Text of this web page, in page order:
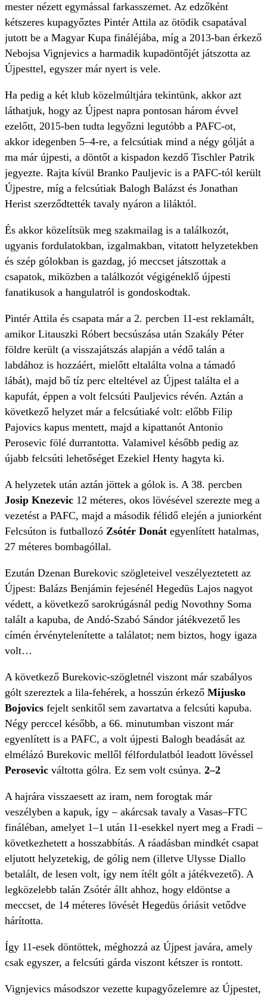
mester nézett egymással farkasszemet. Az edzőként
kétszeres kupagyőztes Pintér Attila az ötödik csapatával
jutott be a Magyar Kupa fináléjába, míg a 2013-ban érkező
Nebojsa Vignjevics a harmadik kupadöntőjét játszotta az
Újpesttel, egyszer már nyert is vele.
Ha pedig a két klub közelmúltjára tekintünk, akkor azt
láthatjuk, hogy az Újpest napra pontosan három évvel
ezelőtt, 2015-ben tudta legyőzni legutóbb a PAFC-ot,
akkor idegenben 5–4-re, a felcsútiak mind a négy gólját a
ma már újpesti, a döntőt a kispadon kezdő Tischler Patrik
jegyezte. Rajta kívül Branko Pauljevic is a PAFC-tól került
Újpestre, míg a felcsútiak Balogh Balázst és Jonathan
Herist szerződtették tavaly nyáron a liláktól.
És akkor közelítsük meg szakmailag is a találkozót,
ugyanis fordulatokban, izgalmakban, vitatott helyzetekben
és szép gólokban is gazdag, jó meccset játszottak a
csapatok, miközben a találkozót végigéneklő újpesti
fanatikusok a hangulatról is gondoskodtak.
Pintér Attila és csapata már a 2. percben 11-est reklamált,
amikor Litauszki Róbert becsúszása után Szakály Péter
földre került (a visszajátszás alapján a védő talán a
labdához is hozzáért, mielőtt eltalálta volna a támadó
lábát), majd bő tíz perc elteltével az Újpest találta el a
kapufát, éppen a volt felcsúti Pauljevics révén. Aztán a
következő helyzet már a felcsútiaké volt: előbb Filip
Pajovics kapus mentett, majd a kipattanót Antonio
Perosevic fölé durrantotta. Valamivel később pedig az
újabb felcsúti lehetőséget Ezekiel Henty hagyta ki.
A helyzetek után aztán jöttek a gólok is. A 38. percben
Josip Knezevic 12 méteres, okos lövésével szerezte meg a
vezetést a PAFC, majd a második félidő elején a juniorként
Felcsúton is futballozó Zsótér Donát egyenlített hatalmas,
27 méteres bombagóllal.
Ezután Dzenan Burekovic szögleteivel veszélyeztetett az
Újpest: Balázs Benjámin fejesénél Hegedüs Lajos nagyot
védett, a következő sarokrúgásnál pedig Novothny Soma
talált a kapuba, de Andó-Szabó Sándor játékvezető les
címén érvénytelenítette a találatot; nem biztos, hogy igaza
volt…
A következő Burekovic-szögletnél viszont már szabályos
gólt szereztek a lila-fehérek, a hosszún érkező Mijusko
Bojovics fejelt senkitől sem zavartatva a felcsúti kapuba.
Négy perccel később, a 66. minutumban viszont már
egyenlített is a PAFC, a volt újpesti Balogh beadását az
elmélázó Burekovic mellől félfordulatból leadott lövéssel
Perosevic váltotta gólra. Ez sem volt csúnya. 2–2
A hajrára visszaesett az iram, nem forogtak már
veszélyben a kapuk, így – akárcsak tavaly a Vasas–FTC
fináléban, amelyet 1–1 után 11-esekkel nyert meg a Fradi –
következhetett a hosszabbítás. A ráadásban mindkét csapat
eljutott helyzetekig, de gólig nem (illetve Ulysse Diallo
betalált, de lesen volt, így nem ítélt gólt a játékvezető). A
legközelebb talán Zsótér állt ahhoz, hogy eldöntse a
meccset, de 14 méteres lövését Hegedüs óriásit vetődve
hárította.
Így 11-esek döntöttek, méghozzá az Újpest javára, amely
csak egyszer, a felcsúti gárda viszont kétszer is rontott.
Vignjevics másodszor vezette kupagyőzelemre az Újpestet,